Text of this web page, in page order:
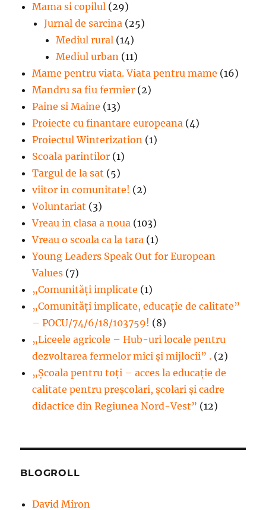
Mama si copilul (29)
Jurnal de sarcina (25)
Mediul rural (14)
Mediul urban (11)
Mame pentru viata. Viata pentru mame (16)
Mandru sa fiu fermier (2)
Paine si Maine (13)
Proiecte cu finantare europeana (4)
Proiectul Winterization (1)
Scoala parintilor (1)
Targul de la sat (5)
viitor in comunitate! (2)
Voluntariat (3)
Vreau in clasa a noua (103)
Vreau o scoala ca la tara (1)
Young Leaders Speak Out for European
Values (7)
„Comunități implicate (1)
„Comunități implicate, educație de calitate”
– POCU/74/6/18/103759! (8)
„Liceele agricole – Hub-uri locale pentru
dezvoltarea fermelor mici şi mijlocii” . (2)
„Școala pentru toți – acces la educație de
calitate pentru preșcolari, școlari și cadre
didactice din Regiunea Nord-Vest” (12)
BLOGROLL
David Miron